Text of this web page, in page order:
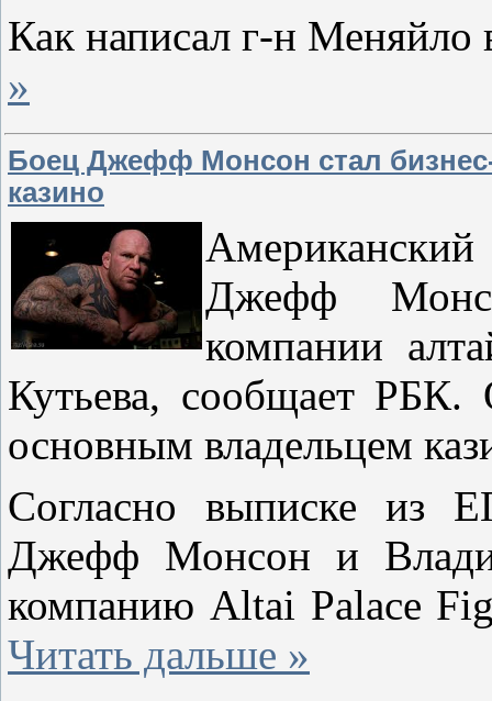
Как написал г-н Меняйло
»
Боец Джефф Монсон стал
казино
Джефф
компании
Кутьева, сообщает РБК.
основным владельцем
Согласно выписке из
Джефф Монсон и
компанию Altai Palace
Читать дальше »